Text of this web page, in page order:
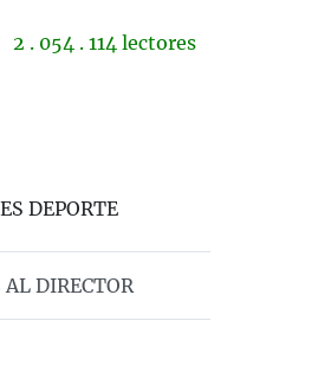
2 . 054 . 114 lectores
DEPORTE
AL DIRECTOR